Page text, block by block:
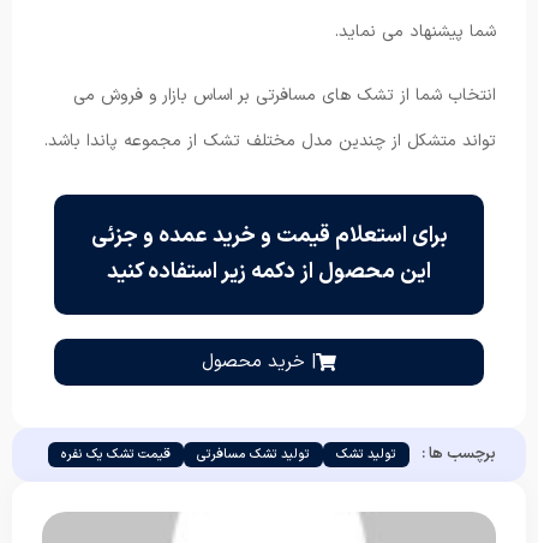
شما پیشنهاد می نماید.
انتخاب شما از تشک های مسافرتی بر اساس بازار و فروش می
تواند متشکل از چندین مدل مختلف تشک از مجموعه پاندا باشد.
برای استعلام قیمت و خرید عمده و جزئی
این محصول از دکمه زیر استفاده کنید
| خرید محصول
برچسب ها : تولید تشک تولید تشک مسافرتی قیمت تشک یک نفره